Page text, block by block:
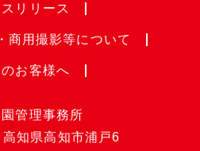
リリース
商用撮影等について
のお客様へ
管理事務所
高知県高知市浦戸6